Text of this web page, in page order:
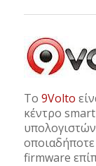
Το 9Volto
κέντρο
firmware